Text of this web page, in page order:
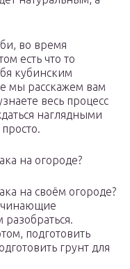
во время
есть что то
кубинским
мы расскажем вам
весь процесс
наглядными
на огороде?
на своём огороде?
подготовить
грунт для